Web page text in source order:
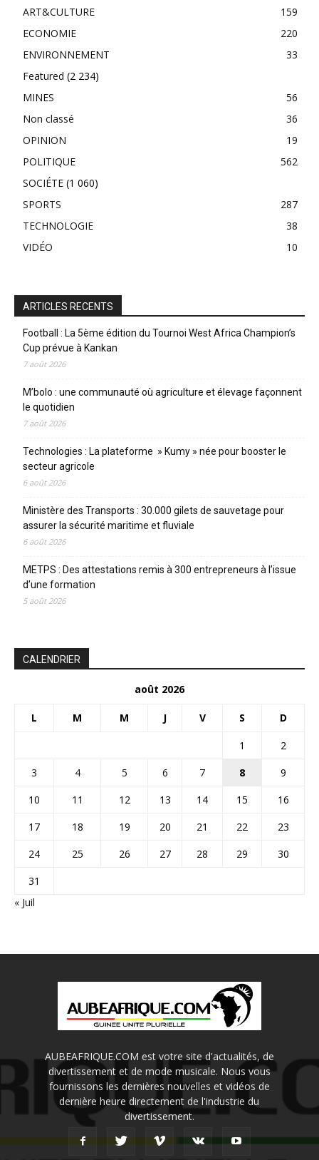
ART&CULTURE
159
ECONOMIE
220
ENVIRONNEMENT
33
Featured (2 234)
MINES
56
Non classé
36
OPINION
19
POLITIQUE
562
SOCIÉTE (1 060)
SPORTS
287
TECHNOLOGIE
38
VIDÉO
10
ARTICLES RECENTS
Football : La 5ème édition du Tournoi West Africa Champion’s
Cup prévue à Kankan
7 août 2026
M’bolo : une communauté où agriculture et élevage façonnent
le quotidien
7 août 2026
Technologies : La plateforme » Kumy » née pour booster le
secteur agricole
6 août 2026
Ministère des Transports : 30.000 gilets de sauvetage pour
assurer la sécurité maritime et fluviale
6 août 2026
METPS : Des attestations remis à 300 entrepreneurs à l’issue
d’une formation
5 août 2026
CALENDRIER
août 2026
L M M J V S D
1
2
3
4 5 6 7 8
9
10
11 12 13 14 15
16
17
18 19 20 21 22
23
24
25 26 27 28 29
30
31
« Juil
AUBEAFRIQUE.COM est votre site d'actualités, de
divertissement et de mode musicale. Nous vous
fournissons les dernières nouvelles et vidéos de
dernière heure directement de l'industrie du
divertissement.